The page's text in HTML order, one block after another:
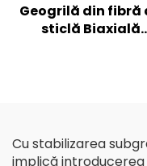
Geogrilă din fibră
sticlă Biaxială
sticlă de înaltă
rezistență
Cu stabilizarea
implică